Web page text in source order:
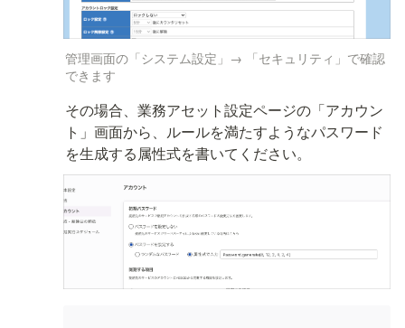
管理画面の「システム設定」→ 「セキュリティ」で確認
できます
その場合、業務アセット設定ページの「アカウン
ト」画面から、ルールを満たすようなパスワード
を生成する属性式を書いてください。